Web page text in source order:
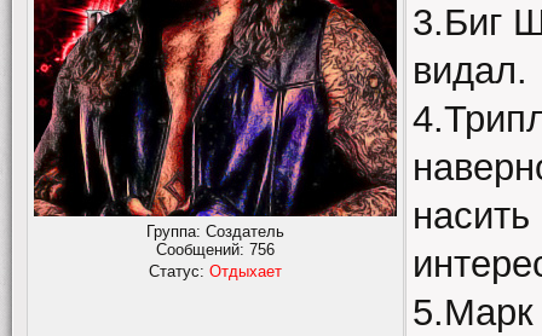
Группа: Создатель
Сообщений: 756
Статус: Отдыхает
3.Биг
видал.
5.Марк